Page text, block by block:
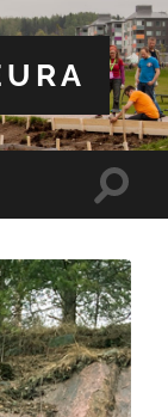
Toggle